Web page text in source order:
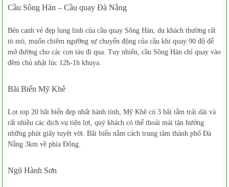
Cầu Sông Hàn – Cầu quay Đà Nẵng
Bên cạnh vẻ đẹp lung linh của cầu quay Sông Hàn, du khách thường rất
tò mò, muốn chiêm ngưỡng sự chuyển động của cầu khi quay 90 độ để
mở đường cho các con tàu đi qua. Tuy nhiên, cầu Sông Hàn chỉ quay vào
đêm chủ nhật lúc 12h-1h khuya.
Bãi Biển Mỹ Khê
Lọt top 20 bãi biển đẹp nhất hành tinh, Mỹ Khê có 3 bãi tắm trải dài và
rất nhiều các dịch vụ tiện lợi, quý khách có thể thoải mái tận hưởng
những phút giây tuyệt vời. Bãi biển nằm cách trung tâm thành phố Đà
Nẵng 3km về phía Đông.
Ngũ Hành Sơn